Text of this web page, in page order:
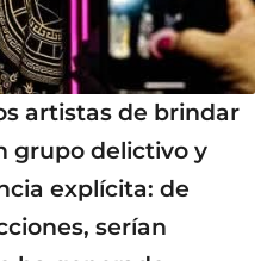
artistas de brindar
grupo delictivo y
explícita: de
serían